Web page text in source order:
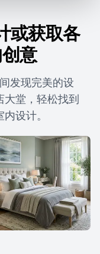
或获取各
意
发现完美的设
大堂，轻松找到
设计。